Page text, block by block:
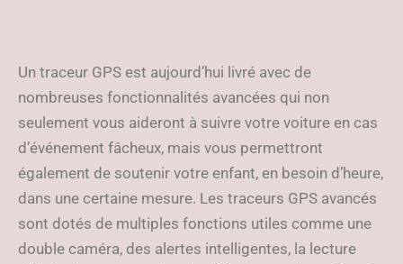
Un traceur GPS est aujourd’hui livré avec de
nombreuses fonctionnalités avancées qui non
seulement vous aideront à suivre votre voiture en cas
d’événement fâcheux, mais vous permettront
également de soutenir votre enfant, en besoin d’heure,
dans une certaine mesure. Les traceurs GPS avancés
sont dotés de multiples fonctions utiles comme une
double caméra, des alertes intelligentes, la lecture